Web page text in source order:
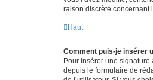
raison discrète concernant
Haut
Comment puis-je insérer
Pour insérer une signature
depuis le formulaire de